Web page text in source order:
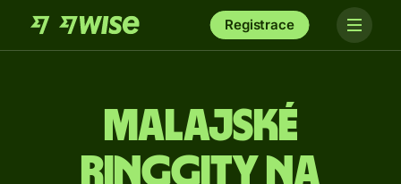
Registrace
Malajské
ringgity na